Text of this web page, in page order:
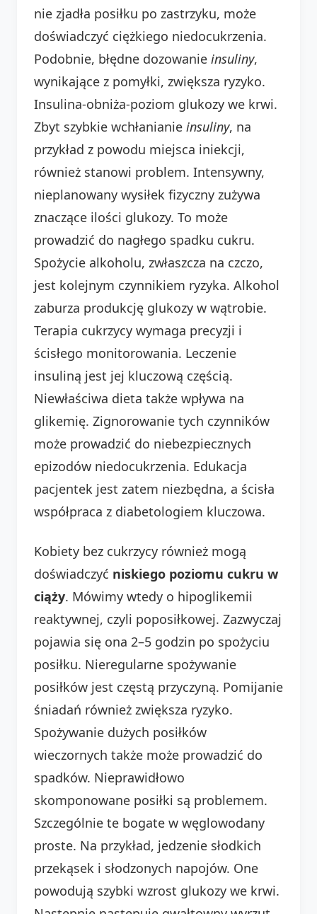
nie zjadła posiłku po zastrzyku, może
doświadczyć ciężkiego niedocukrzenia.
Podobnie, błędne dozowanie insuliny,
wynikające z pomyłki, zwiększa ryzyko.
Insulina-obniża-poziom glukozy we krwi.
Zbyt szybkie wchłanianie insuliny, na
przykład z powodu miejsca iniekcji,
również stanowi problem. Intensywny,
nieplanowany wysiłek fizyczny zużywa
znaczące ilości glukozy. To może
prowadzić do nagłego spadku cukru.
Spożycie alkoholu, zwłaszcza na czczo,
jest kolejnym czynnikiem ryzyka. Alkohol
zaburza produkcję glukozy w wątrobie.
Terapia cukrzycy wymaga precyzji i
ścisłego monitorowania. Leczenie
insuliną jest jej kluczową częścią.
Niewłaściwa dieta także wpływa na
glikemię. Zignorowanie tych czynników
może prowadzić do niebezpiecznych
epizodów niedocukrzenia. Edukacja
pacjentek jest zatem niezbędna, a ścisła
współpraca z diabetologiem kluczowa.
Kobiety bez cukrzycy również mogą
doświadczyć niskiego poziomu cukru w
ciąży. Mówimy wtedy o hipoglikemii
reaktywnej, czyli poposiłkowej. Zazwyczaj
pojawia się ona 2–5 godzin po spożyciu
posiłku. Nieregularne spożywanie
posiłków jest częstą przyczyną. Pomijanie
śniadań również zwiększa ryzyko.
Spożywanie dużych posiłków
wieczornych także może prowadzić do
spadków. Nieprawidłowo
skomponowane posiłki są problemem.
Szczególnie te bogate w węglowodany
proste. Na przykład, jedzenie słodkich
przekąsek i słodzonych napojów. One
powodują szybki wzrost glukozy we krwi.